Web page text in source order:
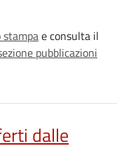
e consulta il
pubblicazioni
dalle